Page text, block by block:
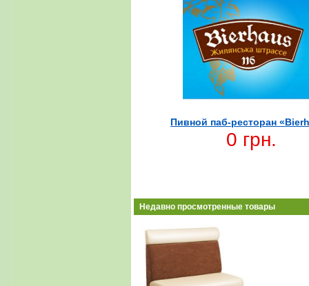
Пивной паб-ресторан
0 грн.
Недавно просмотренные товары